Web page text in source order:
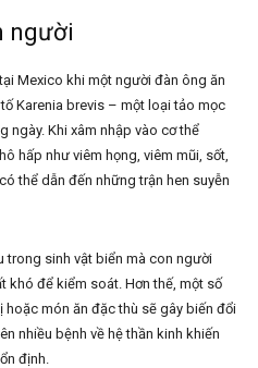
người
Mexico khi một người đàn ông ăn
Karenia brevis – một loại tảo mọc
ngày. Khi xâm nhập vào cơ thể
hấp như viêm họng, viêm mũi, sốt,
thể dẫn đến những trận hen suyễn
trong sinh vật biển mà con người
khó để kiểm soát. Hơn thế, một số
món ăn đặc thù sẽ gây biến đổi
nhiều bệnh về hệ thần kinh khiến
định.